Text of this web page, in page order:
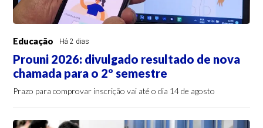
Educação Há 2 dias
Prouni 2026: divulgado resultado de nova
chamada para o 2º semestre
Prazo para comprovar inscrição vai até o dia 14 de agosto